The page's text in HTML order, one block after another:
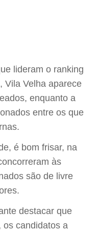
lideram o ranking
Vila Velha aparece
enquanto a
entre os que
é bom frisar, na
às
são de livre
destacar que
os candidatos a